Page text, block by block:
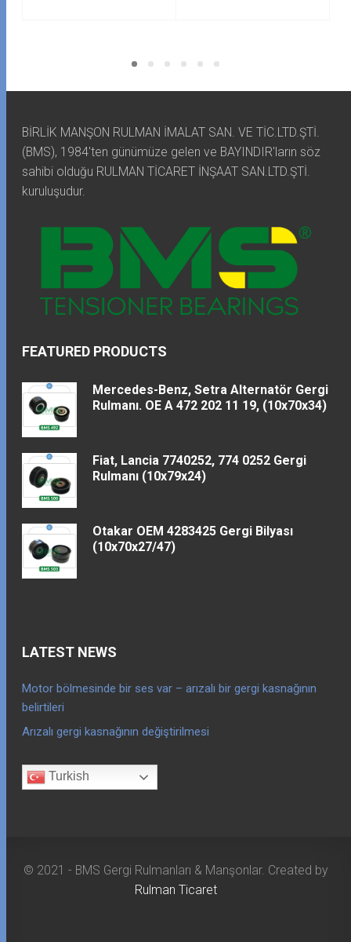
BİRLİK MANŞON RULMAN İMALAT SAN. VE TİC.LTD.ŞTİ.
(BMS), 1984'ten günümüze gelen ve BAYINDIR'ların söz
sahibi olduğu RULMAN TİCARET İNŞAAT SAN.LTD.ŞTİ.
kuruluşudur.
FEATURED PRODUCTS
Mercedes-Benz, Setra Alternatör Gergi
Rulmanı. OE A 472 202 11 19, (10x70x34)
Fiat, Lancia 7740252, 774 0252 Gergi
Rulmanı (10x79x24)
Otakar OEM 4283425 Gergi Bilyası
(10x70x27/47)
LATEST NEWS
Motor bölmesinde bir ses var – arızalı bir gergi kasnağının
belirtileri
Arızalı gergi kasnağının değiştirilmesi
Turkish
© 2021 - BMS Gergi Rulmanları & Manşonlar. Created by
Rulman Ticaret